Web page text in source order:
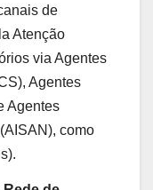
de
Atenção
via Agentes
Agentes
Agentes
como